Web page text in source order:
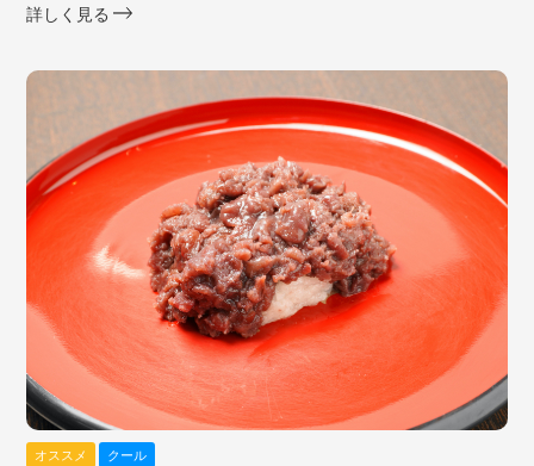
詳しく見る
オススメ クール